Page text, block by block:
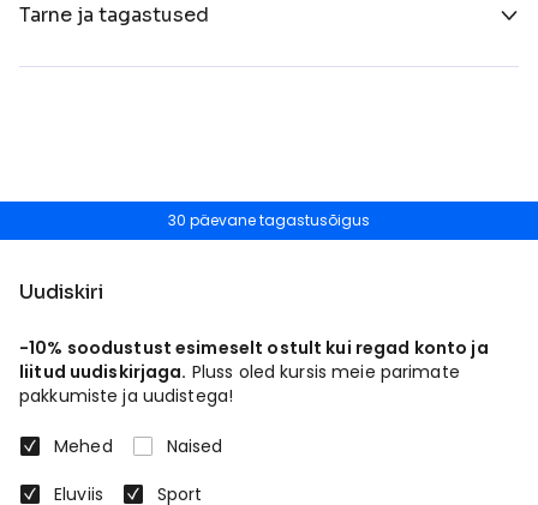
Tarne ja tagastused
30 päevane tagastusõigus
Uudiskiri
-10% soodustust esimeselt ostult kui regad konto ja
liitud uudiskirjaga. Pluss oled kursis meie parimate
pakkumiste ja uudistega!
Mehed
Naised
Eluviis
Sport